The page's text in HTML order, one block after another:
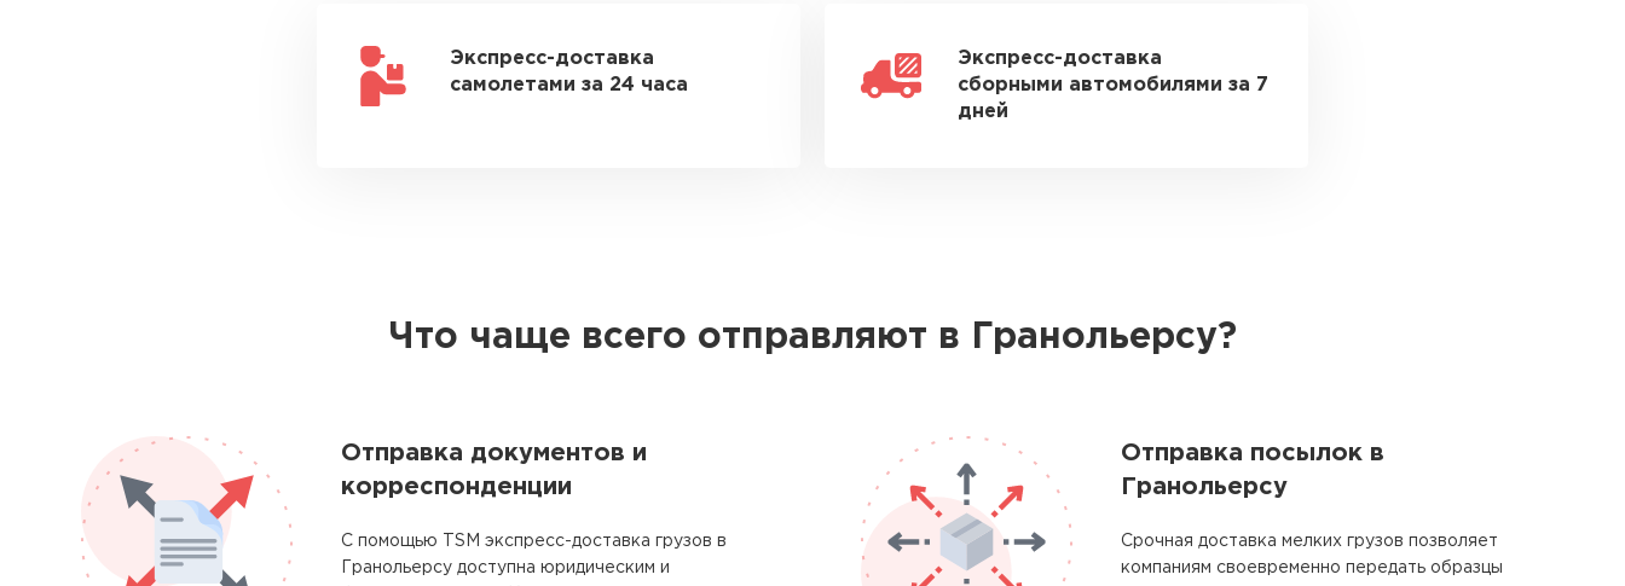
Экспресс-доставка
самолетами за 24 часа
Экспресс-доставка
сборными автомобилями за 7
дней
Что чаще всего отправляют в Гранольерсу?
Отправка документов и
корреспонденции
С помощью TSM экспресс-доставка грузов в
Гранольерсу доступна юридическим и
Отправка посылок в
Гранольерсу
Срочная доставка мелких грузов позволяет
компаниям своевременно передать образцы